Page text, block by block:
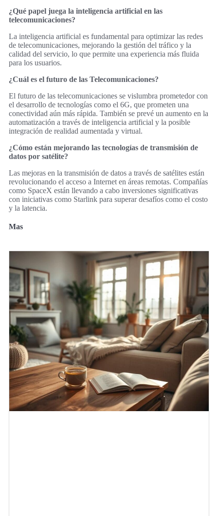
¿Qué papel juega la inteligencia artificial en las
telecomunicaciones?
La inteligencia artificial es fundamental para optimizar las redes
de telecomunicaciones, mejorando la gestión del tráfico y la
calidad del servicio, lo que permite una experiencia más fluida
para los usuarios.
¿Cuál es el futuro de las Telecomunicaciones?
El futuro de las telecomunicaciones se vislumbra prometedor con
el desarrollo de tecnologías como el 6G, que prometen una
conectividad aún más rápida. También se prevé un aumento en la
automatización a través de inteligencia artificial y la posible
integración de realidad aumentada y virtual.
¿Cómo están mejorando las tecnologías de transmisión de
datos por satélite?
Las mejoras en la transmisión de datos a través de satélites están
revolucionando el acceso a Internet en áreas remotas. Compañías
como SpaceX están llevando a cabo inversiones significativas
con iniciativas como Starlink para superar desafíos como el costo
y la latencia.
Mas